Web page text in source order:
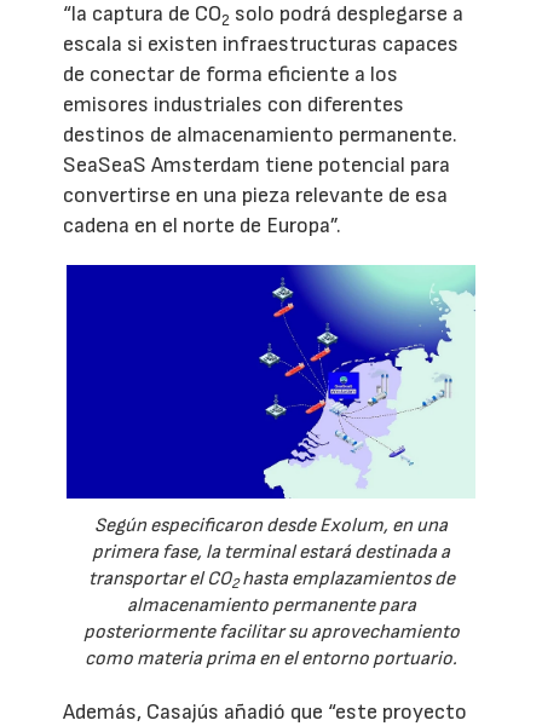
“la captura de CO2 solo podrá desplegarse a
escala si existen infraestructuras capaces
de conectar de forma eficiente a los
emisores industriales con diferentes
destinos de almacenamiento permanente.
SeaSeaS Amsterdam tiene potencial para
convertirse en una pieza relevante de esa
cadena en el norte de Europa”.
Según especificaron desde Exolum, en una
primera fase, la terminal estará destinada a
transportar el CO2hasta emplazamientos de
almacenamiento permanente para
posteriormente facilitar su aprovechamiento
como materia prima en el entorno portuario.
Además, Casajús añadió que “este proyecto